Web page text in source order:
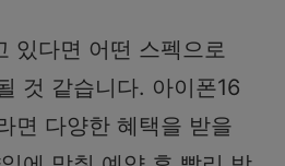
있다면 어떤 스펙으로
것 같습니다. 아이폰16
면 다양한 혜택을 받을